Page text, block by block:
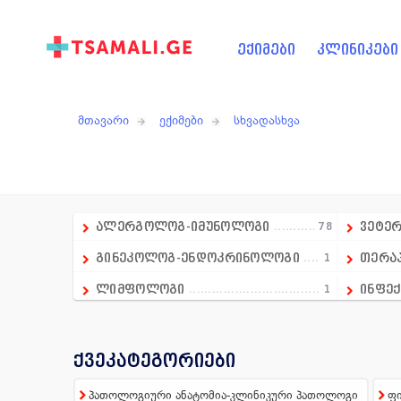
ექიმები კლინიკები
მთავარი ექიმები სხვადასხვა
ალერგოლოგ-იმუნოლოგი 78
გინეკოლოგ-ენდოკრინოლოგი 1
ლიმფოლოგი 1
ანდროლოგი
ქვეკატეგორიები
პათოლოგიური ანატომია-კლინიკური პათოლოგი